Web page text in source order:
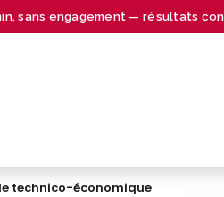
sans engagement — résultats
technico-économique